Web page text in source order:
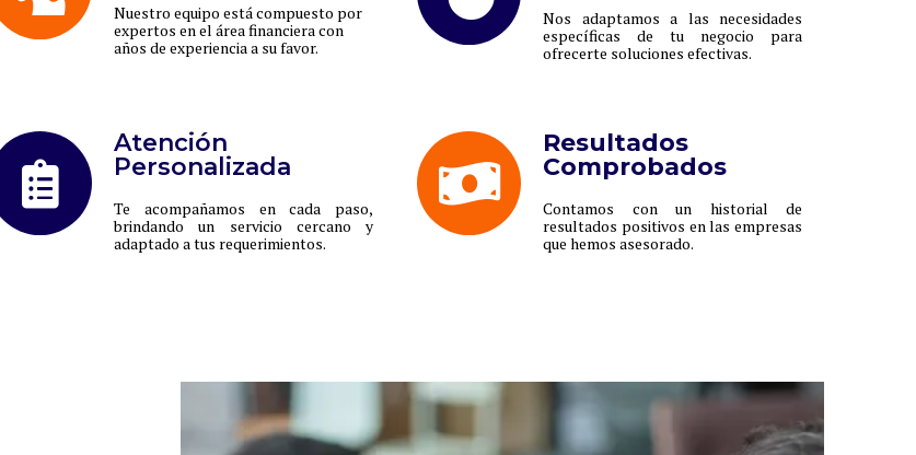
Nuestro equipo está compuesto por
expertos en el área financiera con
años de experiencia a su favor.
Nos adaptamos a las necesidades
específicas de tu negocio para
ofrecerte soluciones efectivas.
Atención
Personalizada
Te acompañamos en cada paso,
brindando un servicio cercano y
adaptado a tus requerimientos.
Resultados
Comprobados
Contamos con un historial de
resultados positivos en las empresas
que hemos asesorado.